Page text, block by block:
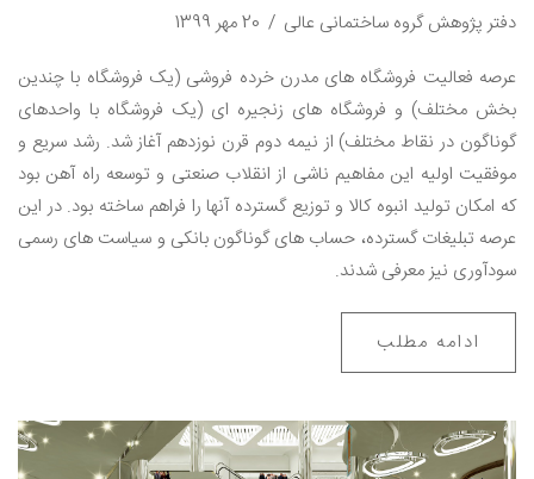
دفتر پژوهش گروه ساختمانی عالی
20 مهر 1399
عرصه‌ فعالیت فروشگاه‌ های مدرن خرده ‌فروشی (یک فروشگاه با چندین
بخش مختلف) و فروشگاه ‌های زنجیره‌ ای (یک فروشگاه با واحدهای
گوناگون در نقاط مختلف) از نیمه‌ دوم قرن نوزدهم آغاز شد. رشد سریع و
موفقیت اولیه‌ این مفاهیم ناشی از انقلاب صنعتی و توسعه‌ راه ‌آهن بود
که امکان تولید انبوه کالا و توزیع گسترده‌ آنها را فراهم ساخته بود. در این
عرصه تبلیغات گسترده، حساب‌ های گوناگون بانکی و سیاست ‌های رسمی
سودآوری نیز معرفی شدند.
ادامه مطلب